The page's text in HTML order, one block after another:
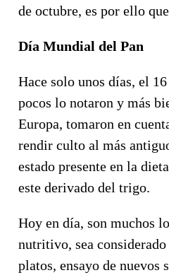
de octubre, es por ello
Día Mundial del Pan
Hace solo unos días, el
pocos lo notaron y más
Europa, tomaron en
rendir culto al más
estado presente en la
este derivado del trigo.
Hoy en día, son muchos
nutritivo, sea considerado
platos, ensayo de nuevos